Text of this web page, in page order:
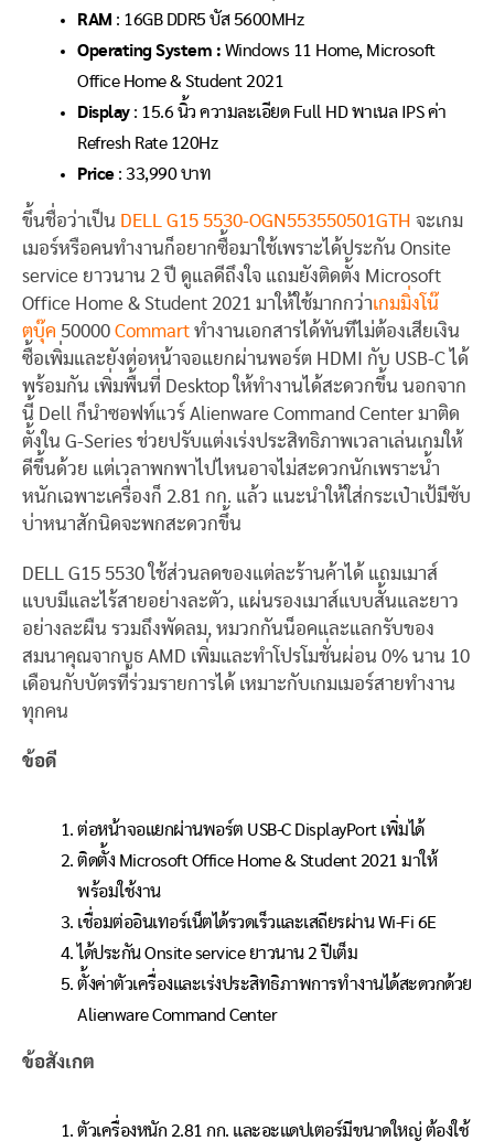
RAM : 16GB DDR5 บัส 5600MHz
Operating System : Windows 11 Home, Microsoft
Office Home & Student 2021
Display : 15.6 นิ้ว ความละเอียด Full HD พาเนล IPS ค่า
Refresh Rate 120Hz
Price : 33,990 บาท
ขึ้นชื่อว่าเป็น DELL G15 5530-OGN553550501GTH จะเกม
เมอร์หรือคนทำงานก็อยากซื้อมาใช้เพราะได้ประกัน Onsite
service ยาวนาน 2 ปี ดูแลดีถึงใจ แถมยังติดตั้ง Microsoft
Office Home & Student 2021 มาให้ใช้มากกว่าเกมมิ่งโน๊
ตบุ๊ค 50000 Commart ทำงานเอกสารได้ทันทีไม่ต้องเสียเงิน
ซื้อเพิ่มและยังต่อหน้าจอแยกผ่านพอร์ต HDMI กับ USB-C ได้
พร้อมกัน เพิ่มพื้นที่ Desktop ให้ทำงานได้สะดวกขึ้น นอกจาก
นี้ Dell ก็นำซอฟท์แวร์ Alienware Command Center มาติด
ตั้งใน G-Series ช่วยปรับแต่งเร่งประสิทธิภาพเวลาเล่นเกมให้
ดีขึ้นด้วย แต่เวลาพกพาไปไหนอาจไม่สะดวกนักเพราะน้ำ
หนักเฉพาะเครื่องก็ 2.81 กก. แล้ว แนะนำให้ใส่กระเป๋าเป้มีซับ
บ่าหนาสักนิดจะพกสะดวกขึ้น
DELL G15 5530 ใช้ส่วนลดของแต่ละร้านค้าได้ แถมเมาส์
แบบมีและไร้สายอย่างละตัว, แผ่นรองเมาส์แบบสั้นและยาว
อย่างละผืน รวมถึงพัดลม, หมวกกันน็อคและแลกรับของ
สมนาคุณจากบูธ AMD เพิ่มและทำโปรโมชั่นผ่อน 0% นาน 10
เดือนกับบัตรที่ร่วมรายการได้ เหมาะกับเกมเมอร์สายทำงาน
ทุกคน
ข้อดี
ต่อหน้าจอแยกผ่านพอร์ต USB-C DisplayPort เพิ่มได้
ติดตั้ง Microsoft Office Home & Student 2021 มาให้
พร้อมใช้งาน
เชื่อมต่ออินเทอร์เน็ตได้รวดเร็วและเสถียรผ่าน Wi-Fi 6E
ได้ประกัน Onsite service ยาวนาน 2 ปีเต็ม
ตั้งค่าตัวเครื่องและเร่งประสิทธิภาพการทำงานได้สะดวกด้วย
Alienware Command Center
ข้อสังเกต
ตัวเครื่องหนัก 2.81 กก. และอะแดปเตอร์มีขนาดใหญ่ ต้องใช้